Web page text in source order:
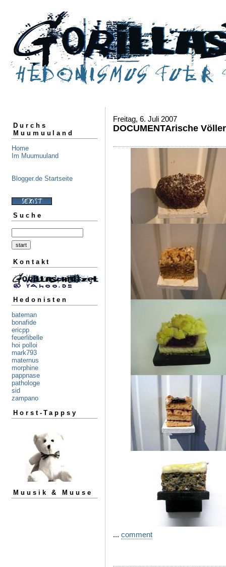
Durchs
Muumuuland
Home
Im Muumuuland
Blogger.de Startseite
Suche
Kontakt
Hedonisten
bateman
bonafide
ericpp
feuerlibelle
hoi polloi
mark793
maternus
morphine
pappnase
pathologe
sid
zampano
Horst-Tappsy
Muusik & Muuse
Freitag, 6. Juli 2007
DOCUMENTArische
... comment